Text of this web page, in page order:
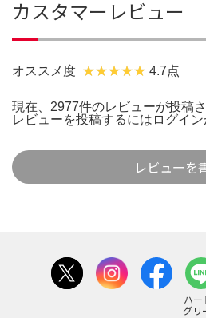
カスタマーレビュー
オススメ度 4.7点
現在、2977件のレビューが投稿さ
レビューを投稿するには ログイン
レビューを
ハー
グリ